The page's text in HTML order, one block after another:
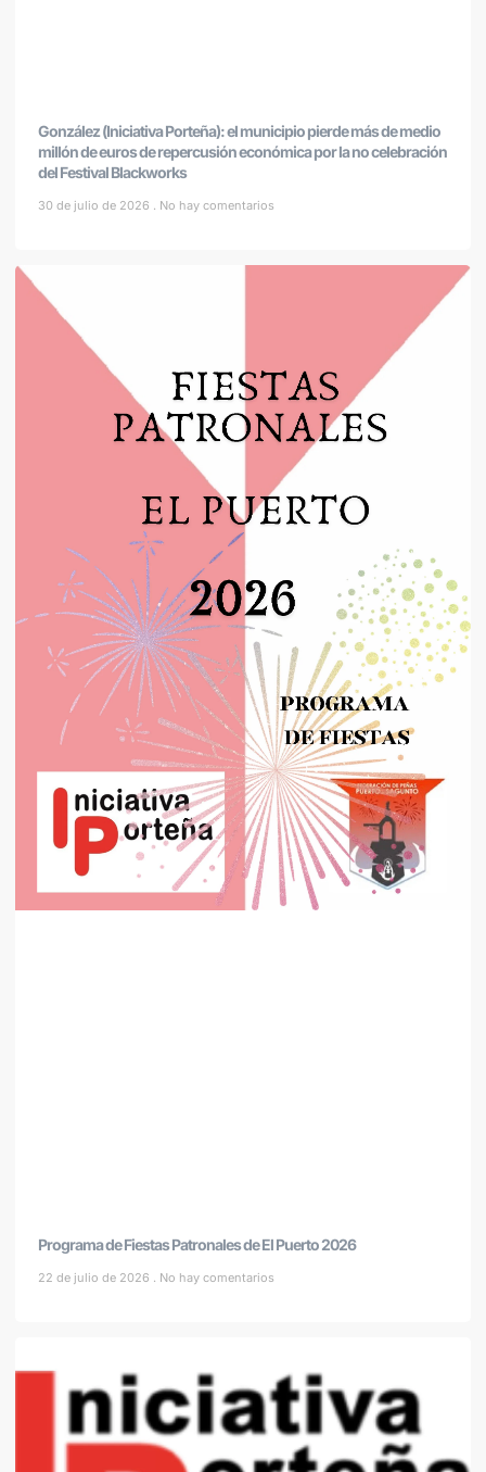
González (Iniciativa Porteña): el municipio pierde más de medio
millón de euros de repercusión económica por la no celebración
del Festival Blackworks
30 de julio de 2026 No hay comentarios
Programa de Fiestas Patronales de El Puerto 2026
22 de julio de 2026 No hay comentarios